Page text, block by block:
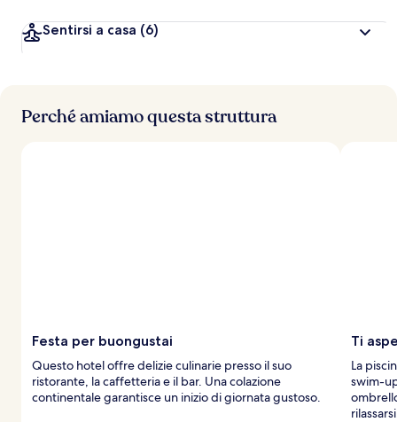
Sentirsi a casa (6)
Perché amiamo questa struttura
Festa per buongustai
Questo hotel offre delizie culinarie presso il suo
ristorante, la caffetteria e il bar. Una colazione
continentale garantisce un inizio di giornata gustoso.
Ti
La
swim-